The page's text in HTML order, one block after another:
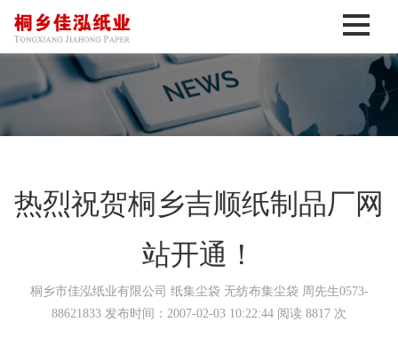
热烈祝贺桐乡吉顺纸制品厂网
站开通！
桐乡市佳泓纸业有限公司 纸集尘袋 无纺布集尘袋 周先生0573-
88621833 发布时间：2007-02-03 10:22:44 阅读 8817 次